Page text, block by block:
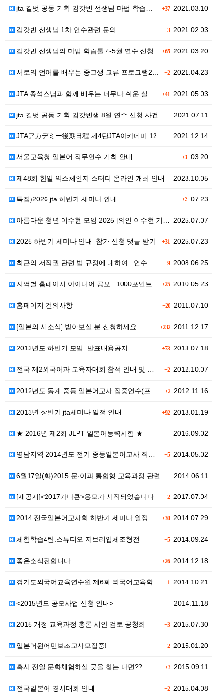
+372021.03.10
jta 길벗 공동 기획 김갓빈 선생님 마법 학습툴 4.…
+32021.02.03
김갓빈 선생님 1차 연수관련 문의
+652021.03.20
김갓빈 선생님의 마법 학습툴 4-5월 연수 신청
+22021.04.23
서로의 언어를 배우는 중고생 교류 프로그램2021 댄스…
+41 2021.05.03
JTA 종석스님과 함께 배우는 너무나 쉬운 실습위주 영…
2021.07.11
jta 길벗 공동 기획 김갓빈샘 8월 연수 신청 사전…
2021.12.14
JTAアカデミー後期日程 제4탄JTA아카데미 12월 강좌…
+303.20
서울교육청 일본어 직무연수 개최 안내
2023.10.05
제48회 한일 익스체인지 스터디 온라인 개최 안내
+207.23
특집)2026 jta 하반기 세미나 안내
2025.07.07
아름다운 청년 이수현 모임 2025 [의인 이수현 기…
+31 2025.07.23
2025 하반기 세미나 안내. 참가 신청 댓글 받기
+92008.06.25
최근의 저작권 관련 법 규정에 대하여 ..연수를 합니다…
+252010.05.23
지역별 홈페이지 아이디어 공모 : 1000포인트
+202011.07.10
홈페이지 건의사항
+2322011.12.17
[일본의 새소식] 받아보실 분 신청하세요.
+732013.07.18
2013년도 하반기 모임. 발표내용공지
+22012.10.07
전국 제2외국어과 교육자대회 참석 안내 및 모금운동 결…
+22012.11.16
2012년도 동계 중등 일본어교사 집중연수(프로그램7)…
+922013.01.19
2013년 상반기 jta세미나 일정 안내
2016.09.02
★ 2016년 제2회 JLPT 일본어능력시험 ★
+52014.05.02
영남지역 2014년도 전기 중등일본어교사 직무연수 안내
2014.06.11
6월17일(화)2015 문·이과 통합형 교육과정 관련 …
+22017.07.04
[재공지]<2017가나콘>응모가 시작되었습니다.
+302014.07.29
2014 전국일본어교사회 하반기 세미나 일정 안내
+52014.09.24
체험학습4탄.스튜디오 지브리입체조형전
+262014.12.18
좋은소식전합니다.
+1 2014.10.21
경기도외국어교육연수원 제6회 외국어교육학술세미나 개최 …
2014.11.18
<2015년도 공모사업 신청 안내>
+32015.07.30
2015 개정 교육과정 총론 시안 검토 공청회
+22015.01.20
일본어원어민보조교사모집중!
+32015.09.11
혹시 전일 문화체험하실 곳을 찾는 다면??
+22015.04.08
전국일본어 경시대회 안내